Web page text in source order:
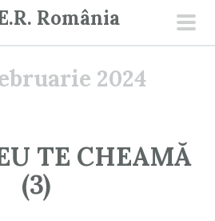
România
2024
TE CHEAMĂ
(3)